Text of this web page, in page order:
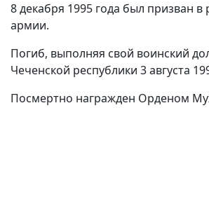
8 декабря 1995 года был призван в
армии.
Погиб, выполняя свой воинский
Чеченской республики 3 августа
Посмертно награжден Орденом